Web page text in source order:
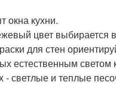
окна кухни.
цвет
для стен
светом
светлые и теплые